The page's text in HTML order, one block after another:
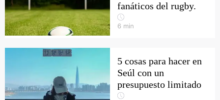
fanáticos del rugby.
6 min
5 cosas para hacer en
Seúl con un
presupuesto limitado